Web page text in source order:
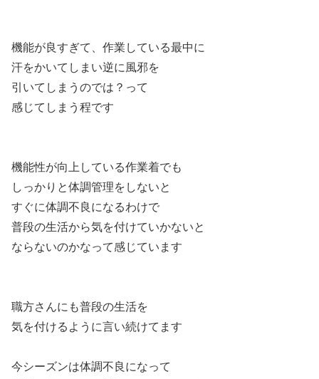
機能が良すぎて、作業している最中に
汗をかいてしまい逆に風邪を
引いてしまうのでは？って
感じてしまう程です
機能性が向上している作業着でも
しっかりと体調管理をしないと
すぐに体調不良になるわけで
普段の生活から気を付けていかないと
ならないのかなって感じています
職方さんにも普段の生活を
気を付けるように言い続けてます
今シーズンは体調不良になって